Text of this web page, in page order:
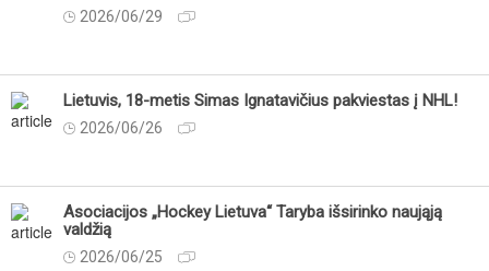
2026/06/29
Lietuvis, 18-metis Simas Ignatavičius pakviestas į NHL!
2026/06/26
Asociacijos „Hockey Lietuva“ Taryba išsirinko naująją
valdžią
2026/06/25